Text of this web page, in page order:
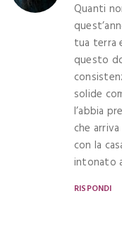
Quanti
tua terra
questo
solide
l’abbia
che
con la
intonato
RISPONDI